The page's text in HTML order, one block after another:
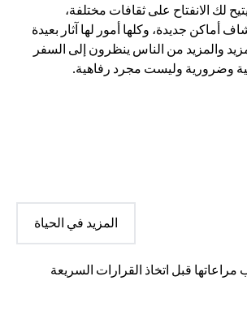
لك الانفتاح على ثقافات مختلفة،
أماكن جديدة، وكلها أمور لها آثار بعيدة
والمزيد من الناس ينظرون إلى السفر
وضرورية وليست مجرد رفاهية.
المزيد في الحياة